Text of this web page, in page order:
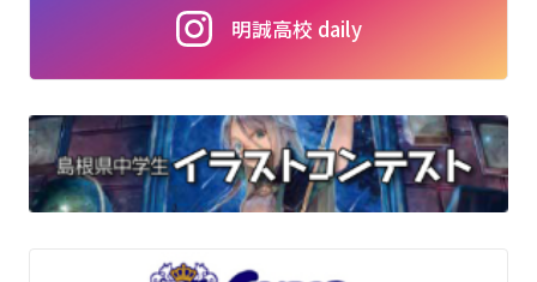
明誠高校 daily